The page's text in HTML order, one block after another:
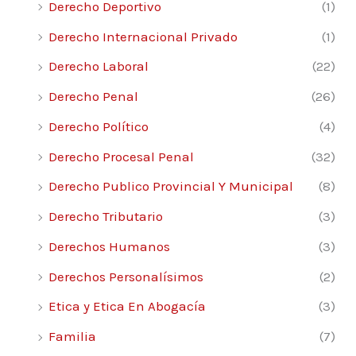
a. Elementos esenciales de la parte
i) Costas: aspectos rechazados de la acción
169
iii) Costas sobre cada acción 178
iv) Costas al recurrente vencido 180
b. Cosa juzgada 187
V. La causal sustancial: inobservancia o
de la ley 191
1. Normas sustanciales adjetivas; normas
Derecho Deportivo
(1)
Derecho Internacional Privado
(1)
Derecho Laboral
(22)
Derecho Penal
(26)
Derecho Político
(4)
Derecho Procesal Penal
(32)
Derecho Publico Provincial Y Municipal
(8)
Derecho Tributario
(3)
Derechos Humanos
(3)
Derechos Personalísimos
(2)
Etica y Etica En Abogacía
(3)
Familia
(7)